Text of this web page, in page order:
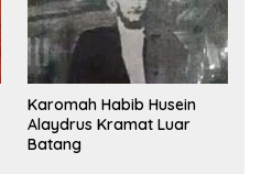
Karomah Habib Husein
Alaydrus Kramat Luar
Batang